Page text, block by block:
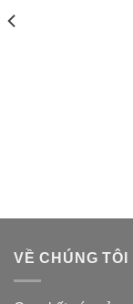
VỀ CHÚNG TÔI